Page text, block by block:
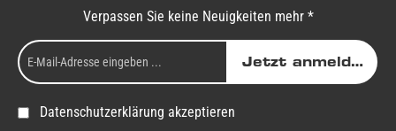
Verpassen Sie keine Neuigkeiten mehr *
Jetzt anmelden
Datenschutzerklärung akzeptieren